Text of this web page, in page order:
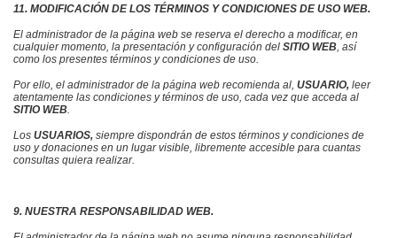
11. MODIFICACIÓN DE LOS TÉRMINOS Y CONDICIONES DE USO WEB.
El administrador de la página web se reserva el derecho a modificar, en
cualquier momento, la presentación y configuración del SITIO WEB , así
como los presentes términos y condiciones de uso.
Por ello, el administrador de la página web recomienda al, USUARIO, leer
atentamente las condiciones y términos de uso, cada vez que acceda al
SITIO WEB
Los USUARIOS, siempre dispondrán de estos términos y condiciones de
uso y donaciones en un lugar visible, libremente accesible para cuantas
consultas quiera realizar.
9. NUESTRA RESPONSABILIDAD WEB.